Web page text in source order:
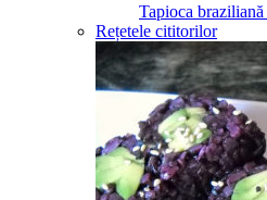
Tapioca
Rețetele cititorilor